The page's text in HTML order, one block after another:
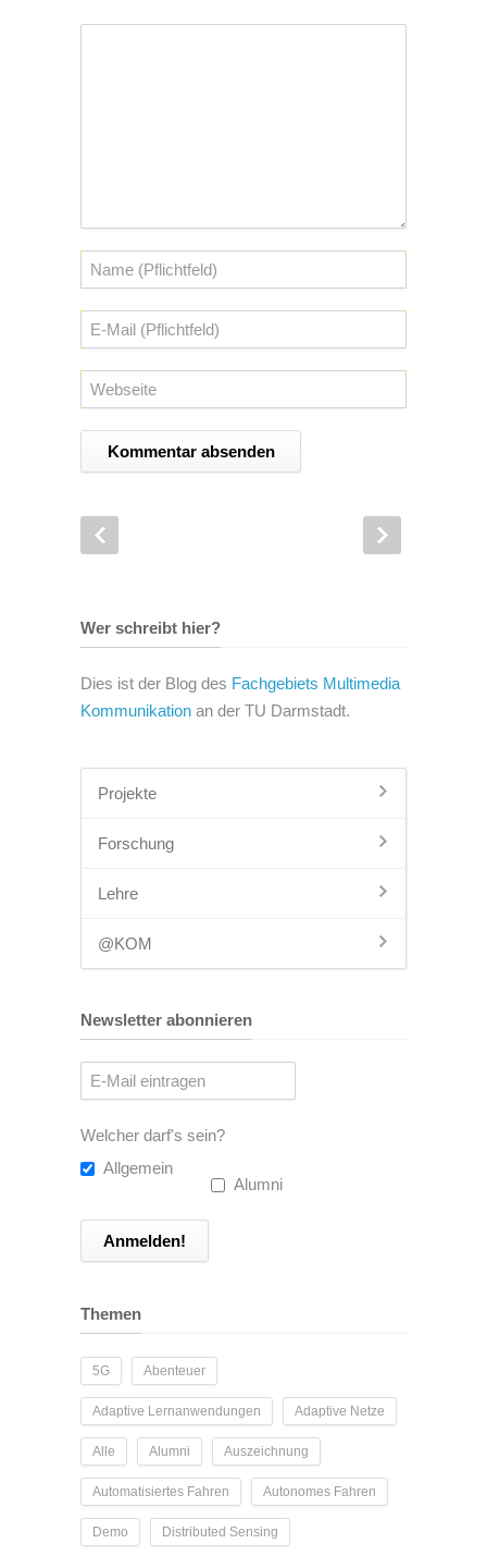
Wer schreibt hier?
Dies ist der Blog des Fachgebiets Multimedia
Kommunikation an der TU Darmstadt.
Projekte
Forschung
Lehre
@KOM
Newsletter abonnieren
Welcher darf's sein?
Allgemein
Alumni
Themen
5G Abenteuer
Adaptive Lernanwendungen Adaptive Netze
Alle Alumni Auszeichnung
Automatisiertes Fahren Autonomes Fahren
Demo Distributed Sensing